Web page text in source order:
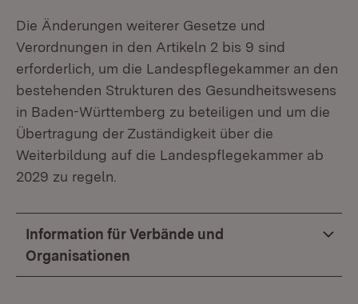
Die Änderungen weiterer Gesetze und
Verordnungen in den Artikeln 2 bis 9 sind
erforderlich, um die Landespflegekammer an den
bestehenden Strukturen des Gesundheitswesens
in Baden-Württemberg zu beteiligen und um die
Übertragung der Zuständigkeit über die
Weiterbildung auf die Landespflegekammer ab
2029 zu regeln.
Information für Verbände und
Organisationen